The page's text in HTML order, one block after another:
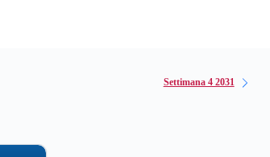
Settimana 4 2031